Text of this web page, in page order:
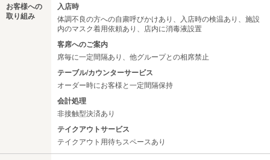
お客様への
取り組み
入店時
体調不良の方への自粛呼びかけあり、入店時の検温あり、施設
内のマスク着用依頼あり、店内に消毒液設置
客席へのご案内
席毎に一定間隔あり、他グループとの相席禁止
テーブル/カウンターサービス
オーダー時にお客様と一定間隔保持
会計処理
非接触型決済あり
テイクアウトサービス
テイクアウト用待ちスペースあり